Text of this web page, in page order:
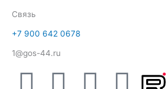
Связь
+7 900 642 0678
1@gos-44.ru